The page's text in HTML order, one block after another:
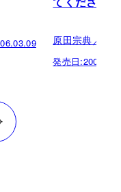
原田宗典／町
発売日: